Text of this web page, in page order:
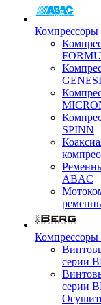
SPINN
ABAC
Компрессоры
серии
серии